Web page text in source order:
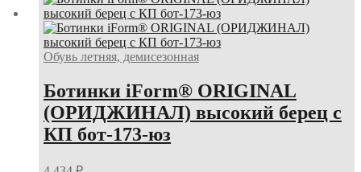
Обувь летняя, демисезонная
Ботинки iForm® ORIGINAL
(ОРИДЖИНАЛ) высокий берец с
КП бот-173-юз